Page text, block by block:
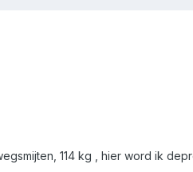
114 kg , hier word ik